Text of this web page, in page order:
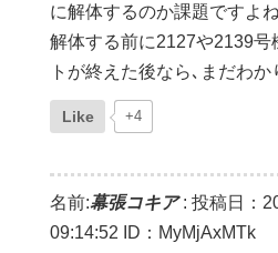
に解体するのか課題ですよね
解体する前に2127や2139号
トが終えた後なら､まだわか
Like +4
名前:幕張コキア: 投稿日：
09:14:52
ID：MyMjAxMTk